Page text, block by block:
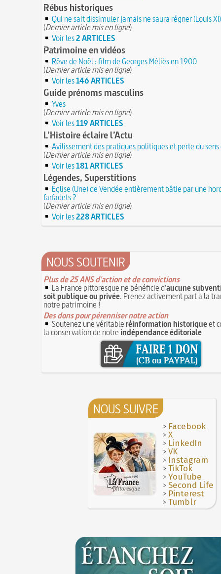
Rébus historiques
Qui ne sait dissimuler jamais ne saura régner (Louis XI)
(Dernier article mis en ligne)
Voir les2 ARTICLES
Patrimoine en vidéos
Rêve de Noël : film de Georges Méliès en 1900
(Dernier article mis en ligne)
Voir les146 ARTICLES
Guide prénoms masculins
Yves
(Dernier article mis en ligne)
Voir les119 ARTICLES
L’Histoire éclaire l’Actu
Avilissement des pratiques politiques et perte du
(Dernier article mis en ligne)
Voir les181 ARTICLES
Légendes, Superstitions
Église (Une) de Vendée entièrement bâtie par une
farfadets ?
(Dernier article mis en ligne)
Voir les228 ARTICLES
NOUS SOUTENIR
Plus de 25 ANS d'action et de convictions
La France pittoresque ne bénéficie d'aucune
soit publique ou privée. Prenez activement part à la
notre patrimoine !
Des dons pour pérenniser notre action
Soutenez une véritableréinformation historiqueet
la conservation de notre indépendance éditoriale
NOUS SUIVRE
> Facebook
>X
> LinkedIn
>VK
> Instagram
>TikTok
>YouTube
>Second Life
> Pinterest
>Tumblr